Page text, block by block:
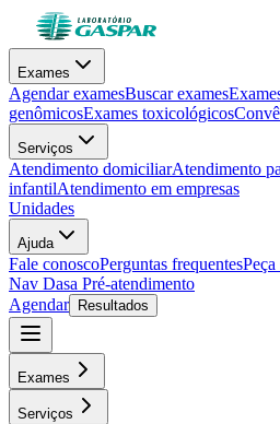
Exames
Agendar examesBuscar exames
genômicosExames toxicológicos
Serviços
Atendimento domiciliarAtendimento
infantilAtendimento em empresas
Unidades
Ajuda
Fale conoscoPerguntas frequentes
Nav Dasa Pré-atendimento
Agendar
Resultados
Exames
Serviços